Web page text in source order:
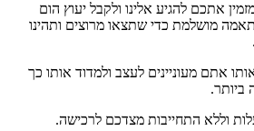
אתכם להגיע אלינו ולקבל יעוץ הום
מושלמת כדי שתצאו מרוצים ותהינו
אתם מעוניינים לעצב ולמדוד אותו כך
וללא התחייבות מצדכם לרכישה.